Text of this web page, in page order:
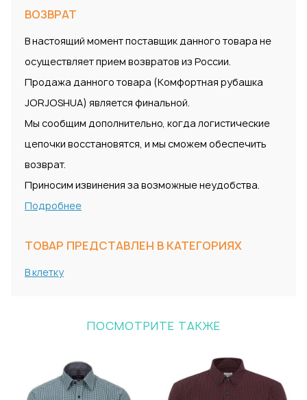
ВОЗВРАТ
В настоящий момент поставщик данного товара не
осуществляет прием возвратов из России.
Продажа данного товара (Комфортная рубашка
JORJOSHUA) является финальной.
Мы сообщим дополнительно, когда логистические
цепочки восстановятся, и мы сможем обеспечить
возврат.
Приносим извинения за возможные неудобства.
Подробнее
ТОВАР ПРЕДСТАВЛЕН В КАТЕГОРИЯХ
В клетку
ПОСМОТРИТЕ ТАКЖЕ